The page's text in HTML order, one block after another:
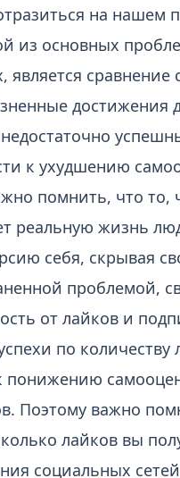
на нашем
из основных
является
достижения
недостаточно
к ухудшению
помнить, что то,
реальную жизнь
себя, скрывая
проблемой,
от лайков и
по
понижению
Поэтому важно
лайков вы
социальных